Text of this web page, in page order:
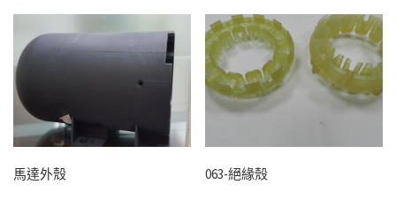
馬達外殼 063-絕緣殼